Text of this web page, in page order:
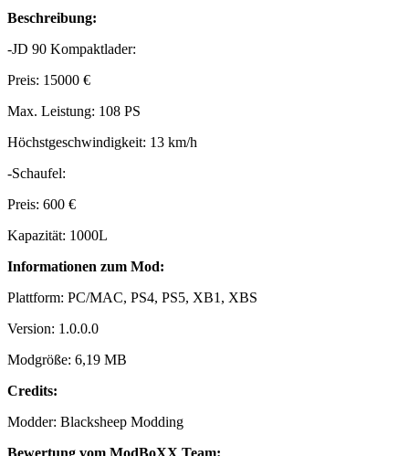
Beschreibung:
-JD 90 Kompaktlader:
Preis: 15000 €
Max. Leistung: 108 PS
Höchstgeschwindigkeit: 13 km/h
-Schaufel:
Preis: 600 €
Kapazität: 1000L
Informationen zum Mod:
Plattform: PC/MAC, PS4, PS5, XB1, XBS
Version: 1.0.0.0
Modgröße: 6,19 MB
Credits:
Modder: Blacksheep Modding